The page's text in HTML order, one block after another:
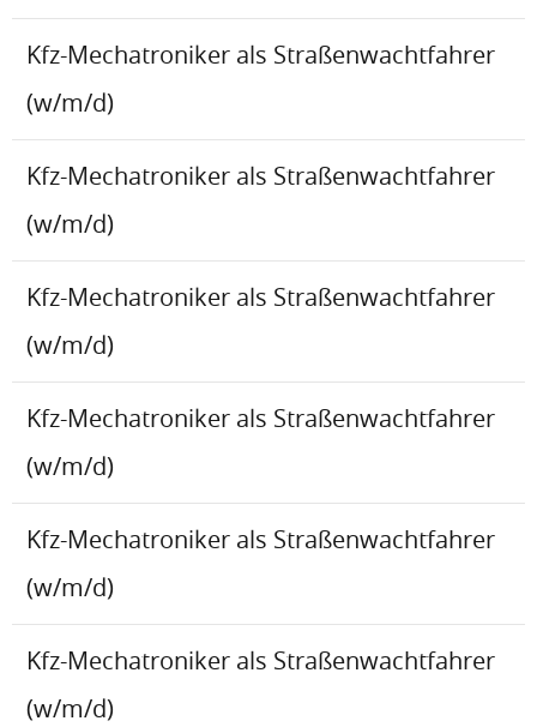
Kfz-Mechatroniker als Straßenwachtfahrer
(w/m/d)
Kfz-Mechatroniker als Straßenwachtfahrer
(w/m/d)
Kfz-Mechatroniker als Straßenwachtfahrer
(w/m/d)
Kfz-Mechatroniker als Straßenwachtfahrer
(w/m/d)
Kfz-Mechatroniker als Straßenwachtfahrer
(w/m/d)
Kfz-Mechatroniker als Straßenwachtfahrer
(w/m/d)